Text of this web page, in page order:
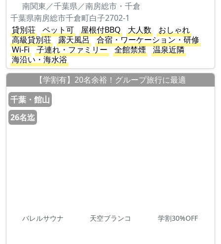
南関東／千葉県／南房総市・千倉
千葉県南房総市千倉町白子2702-1
貸別荘
ペット可 屋根付BBQ 大人数
おしゃれ
高級貸別荘
露天風呂
合宿・ワーケーション・研修
Wi-Fi
子連れ・ファミリー 全館禁煙
温泉近隣
海沿い・海水浴
【学割有】20名余裕！グループ旅行に最適
千葉・館山
26名迄
バレルサウナ 天空ブランコ 学割30%OFF